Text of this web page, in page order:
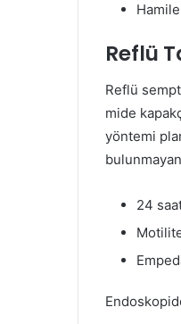
Reflü
Reflü
mide
yöntemi
24